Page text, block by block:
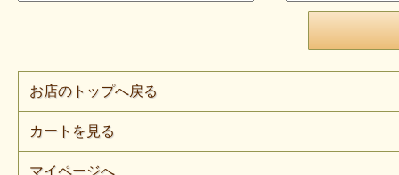
お店のトップへ戻る
カートを見る
マイページへ